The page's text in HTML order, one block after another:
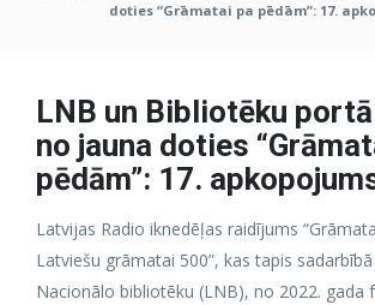
doties “Grāmatai pa pēdām”: 17.
LNB un Bibliotēku
no jauna doties
pēdām”: 17.
Latvijas Radio iknedēļas raidījums
Latviešu grāmatai 500”, kas tapis
Nacionālo bibliotēku (LNB), no 2022. gada